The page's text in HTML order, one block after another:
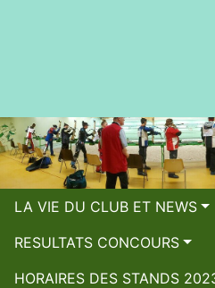
LA VIE DU CLUB ET NEWS
RESULTATS CONCOURS
HORAIRES DES STANDS